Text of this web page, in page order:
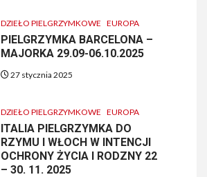
DZIEŁO PIELGRZYMKOWE EUROPA
PIELGRZYMKA BARCELONA –
MAJORKA 29.09-06.10.2025
27 stycznia 2025
DZIEŁO PIELGRZYMKOWE EUROPA
ITALIA PIELGRZYMKA DO
RZYMU I WŁOCH W INTENCJI
OCHRONY ŻYCIA I RODZNY 22
– 30. 11. 2025